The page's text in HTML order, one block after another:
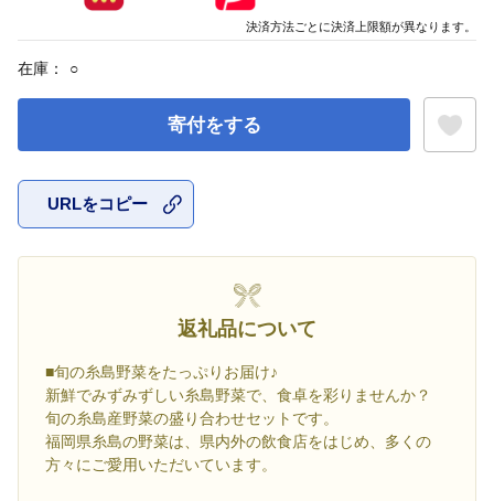
在庫： ○
寄付をする
URLをコピー
返礼品について
■旬の糸島野菜をたっぷりお届け♪
新鮮でみずみずしい糸島野菜で、食卓を彩りませんか？
旬の糸島産野菜の盛り合わせセットです。
福岡県糸島の野菜は、県内外の飲食店をはじめ、多くの
方々にご愛用いただいています。
決済方法ごとに決済上限額が異なります。